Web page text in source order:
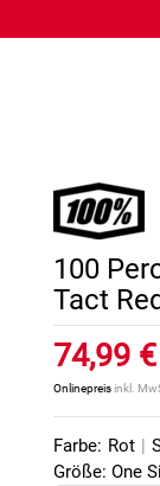
100
Tact
74,99 €
Onlinepreisinkl.
Farbe: Rot |
Größe: One